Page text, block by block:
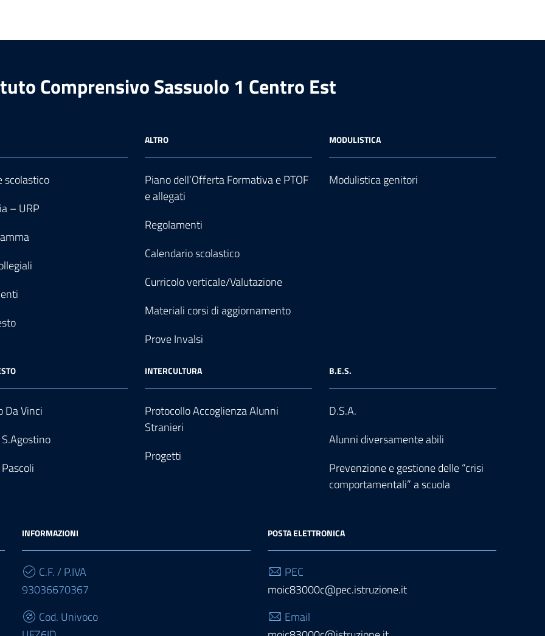
Comprensivo Sassuolo 1 Centro Est
scolastico
– URP
ALTRO
Piano dell’Offerta Formativa e PTOF
e allegati
Regolamenti
Calendario scolastico
Curricolo verticale/Valutazione
Materiali corsi di aggiornamento
Prove Invalsi
MODULISTICA
Modulistica genitori
Da Vinci
INTERCULTURA
Protocollo Accoglienza Alunni
Stranieri
Progetti
B.E.S.
D.S.A.
Alunni diversamente abili
Prevenzione e gestione delle “crisi
comportamentali” a scuola
INFORMAZIONI
C.F. / P.IVA
93036670367
Cod. Univoco
POSTA ELETTRONICA
PEC
moic83000c@pec.istruzione.it
Email